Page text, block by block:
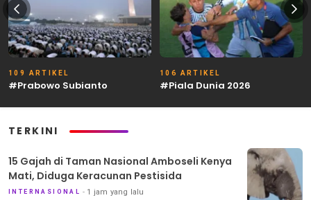
109 ARTIKEL
#Prabowo Subianto
106 ARTIKEL
#Piala Dunia 2026
TERKINI
15 Gajah di Taman Nasional Amboseli Kenya
Mati, Diduga Keracunan Pestisida
INTERNASIONAL 1 jam yang lalu